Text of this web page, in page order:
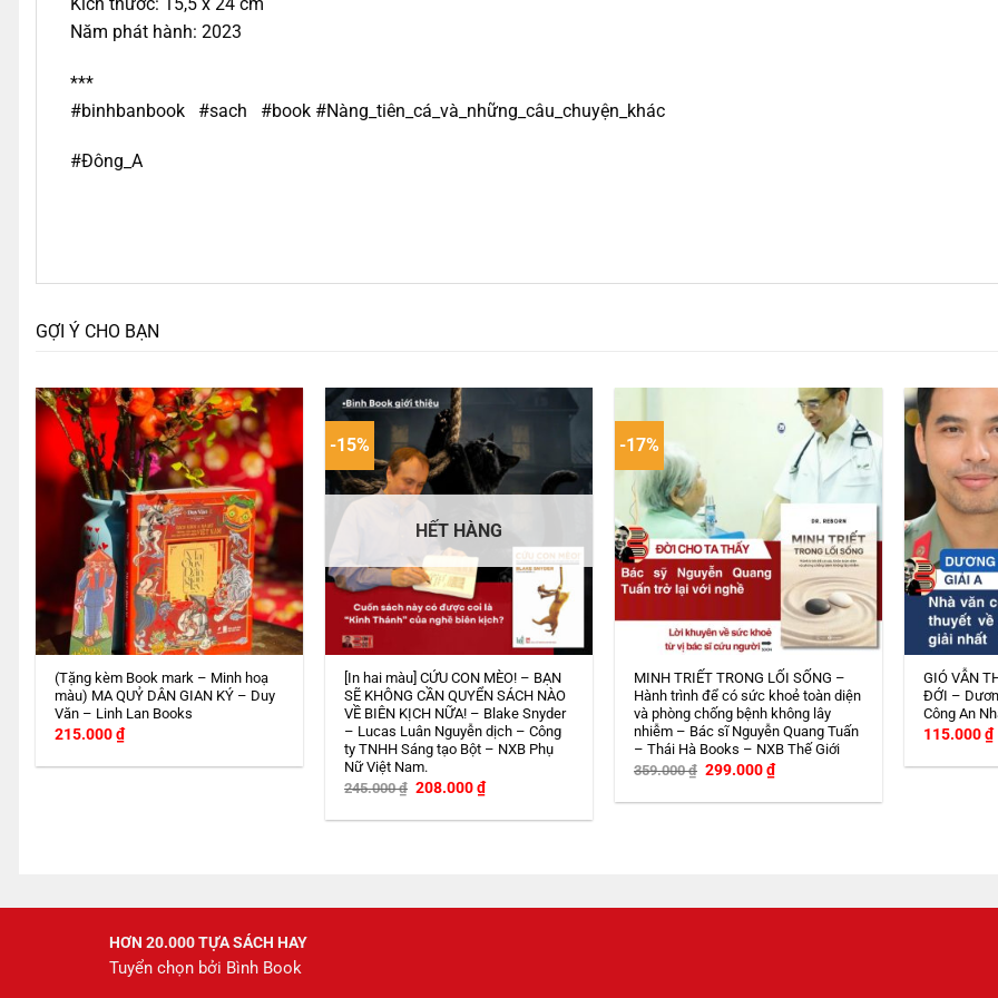
Năm phát hành: 2023
***
#binhbanbook #sach #book #Nàng_tiên_cá_và_những_câu_chuyện_khác
#Đông_A
GỢI Ý CHO BẠN
(Tặng kèm Book mark – Minh hoạ
màu) MA QUỶ DÂN GIAN KÝ – Duy
Văn – Linh Lan Books
215.000₫
-15%
HẾT HÀNG
[In hai màu] CỨU CON MÈO! – BẠN
SẼ KHÔNG CẦN QUYỂN SÁCH NÀO
VỀ BIÊN KỊCH NỮA! – Blake Snyder
– Lucas Luân Nguyễn dịch – Công
ty TNHH Sáng tạo Bột – NXB Phụ
Nữ Việt Nam.
245.000₫ Giá
là:
208.000₫Giá
hiện
tại
-17%
MINH TRIẾT TRONG LỐI SỐNG –
Hành trình để có sức khoẻ toàn diện
và phòng chống bệnh không lây
nhiễm – Bác sĩ Nguyễn Quang Tuấn
– Thái Hà Books – NXB Thế Giới
359.000₫ Giá
là:
299.000₫Giá
hiện
tại
GIÓ VẪN
ĐỚI –
Công An
115.000₫
HƠN 20.000 TỰA SÁCH HAY
Tuyển chọn bởi Bình Book